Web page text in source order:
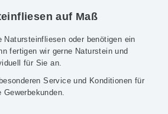
auf Maß
Natursteinfliesen oder benötigen ein
fertigen wir gerne Naturstein und
für Sie an.
Service und Konditionen für
Gewerbekunden.